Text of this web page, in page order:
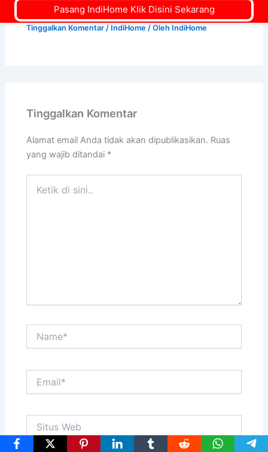
Kemudian
Tinggalkan Komentar / IndiHome / Oleh IndiHome
Tinggalkan Komentar
Alamat email Anda tidak akan dipublikasikan. Ruas
yang wajib ditandai *
Web
Pasang IndiHome Klik Disini Sekarang